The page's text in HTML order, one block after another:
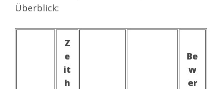
Überblick:
Z
e
it
h
Be
w
er